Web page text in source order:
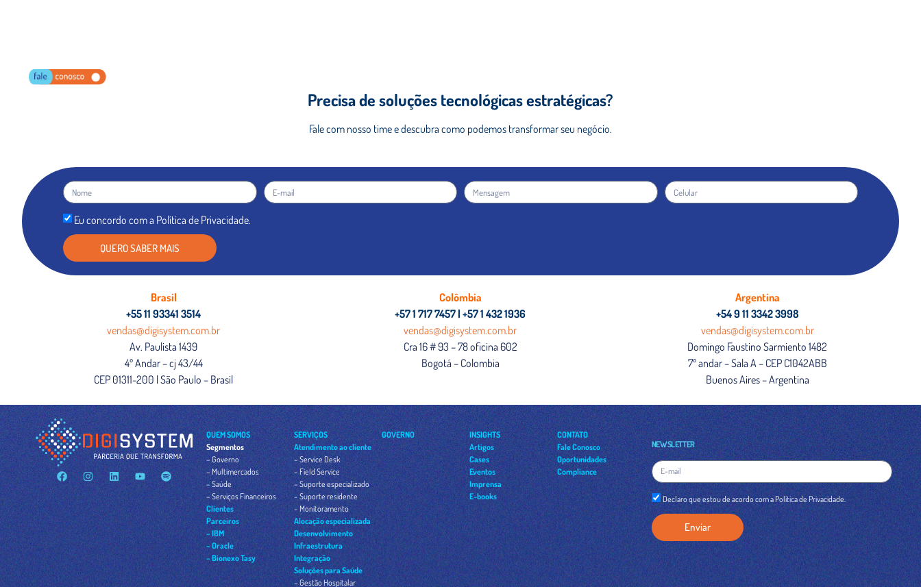
Precisa de soluções tecnológicas estratégicas?
Fale com nosso time e descubra como podemos transformar seu negócio.
Eu concordo com a Política de Privacidade.
QUERO SABER MAIS
Brasil
+55 11 93341 3514
vendas@digisystem.com.br
Av. Paulista 1439
4º Andar – cj 43/44
CEP 01311-200 | São Paulo – Brasil
Colômbia
+57 1 717 7457 | +57 1 432 1936
vendas@digisystem.com.br
Cra 16 # 93 – 78 oficina 602
Bogotá – Colombia
Argentina
+54 9 11 3342 3998
vendas@digisystem.com.br
Domingo Faustino Sarmiento 1482
7º andar – Sala A – CEP C1042ABB
Buenos Aires – Argentina
QUEM SOMOS
Segmentos
– Governo
– Multimercados
– Saúde
– Serviços Financeiros
Clientes
Parceiros
– IBM
– Oracle
– Bionexo Tasy
SERVIÇOS
Atendimento ao cliente
– Service Desk
– Field Service
– Suporte especializado
– Suporte residente
– Monitoramento
Alocação especializada
Desenvolvimento
Infraestrutura
Integração
Soluções para Saúde
– Gestão Hospitalar
GOVERNO
INSIGHTS
Artigos
Cases
Eventos
Imprensa
E-books
CONTATO
Fale Conosco
Oportunidades
Compliance
NEWSLETTER
Declaro que estou de acordo com a Política de Privacidade.
Enviar